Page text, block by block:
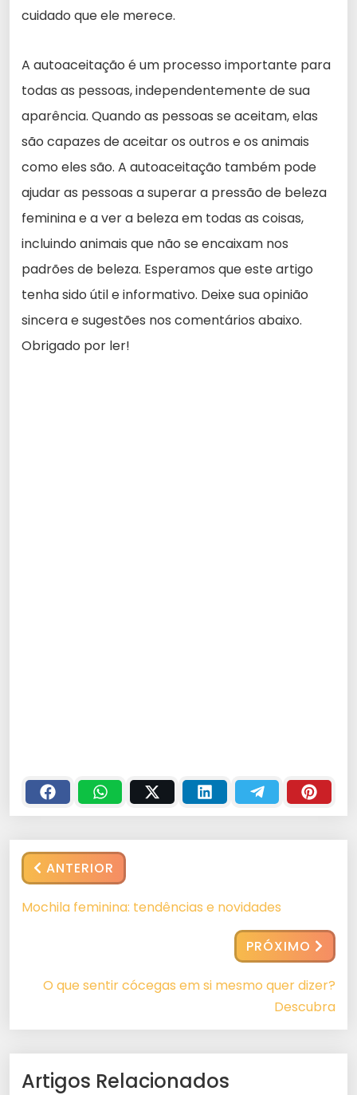
cuidado que ele merece.
A autoaceitação é um processo importante para
todas as pessoas, independentemente de sua
aparência. Quando as pessoas se aceitam, elas
são capazes de aceitar os outros e os animais
como eles são. A autoaceitação também pode
ajudar as pessoas a superar a pressão de beleza
feminina e a ver a beleza em todas as coisas,
incluindo animais que não se encaixam nos
padrões de beleza. Esperamos que este artigo
tenha sido útil e informativo. Deixe sua opinião
sincera e sugestões nos comentários abaixo.
Obrigado por ler!
ANTERIOR
Mochila feminina: tendências e novidades
PRÓXIMO
O que sentir cócegas em si mesmo quer dizer?
Descubra
Artigos Relacionados